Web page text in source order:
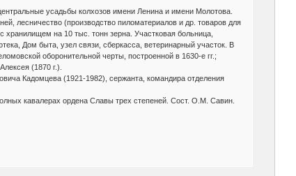
усадьбы колхозов имени Ленина и имени Молотова.
лесничество (производство пиломатериалов и др. товаров для
на 10 тыс. тонн зерна. Участковая больница,
Дом быта, узел связи, сберкасса, ветеринарный участок. В
оборонительной черты, построенной в 1630-е гг.;
(1870 г.).
Кадомцева (1921-1982), сержанта, командира отделения
кавалерах ордена Славы трех степеней. Сост. О.М. Савин.